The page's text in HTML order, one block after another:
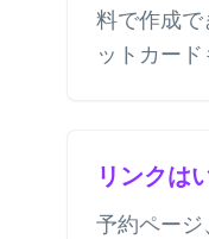
料で作成
ットカード
リンクは
予約ページ